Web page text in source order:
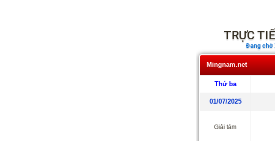
TRỰC
Đang chờ
Mingnam.net
Thứ ba
01/07/2025
Giải tám